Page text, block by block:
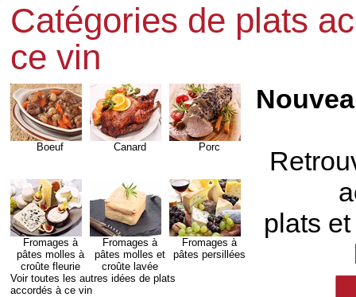
Catégories de plats
ce vin
Boeuf Canard Porc
Fromages à
pâtes molles à
croûte fleurie
Fromages à
pâtes molles et
croûte lavée
Fromages à
pâtes persillées
Voir toutes les autres idées de plats
accordés à ce vin
plats